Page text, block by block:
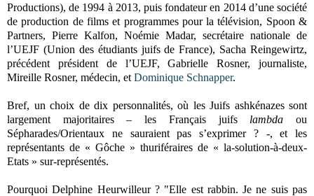
Productions), de 1994 à 2013, puis fondateur en 2014 d’une société
de production de films et programmes pour la télévision, Spoon &
Partners, Pierre Kalfon, Noémie Madar, secrétaire nationale de
l’UEJF (Union des étudiants juifs de France), Sacha Reingewirtz,
précédent président de l’UEJF, Gabrielle Rosner, journaliste,
Mireille Rosner, médecin, et Dominique Schnapper.
Bref, un choix de dix personnalités, où les Juifs ashkénazes sont
largement majoritaires – les Français juifs lambdaou
Sépharades/Orientaux ne sauraient pas s’exprimer ? -, et les
représentants de « Gôche » thuriféraires de « la-solution-à-deux-
Etats » sur-représentés.
Pourquoi Delphine Heurwilleur ? "Elle est rabbin. Je ne suis pas